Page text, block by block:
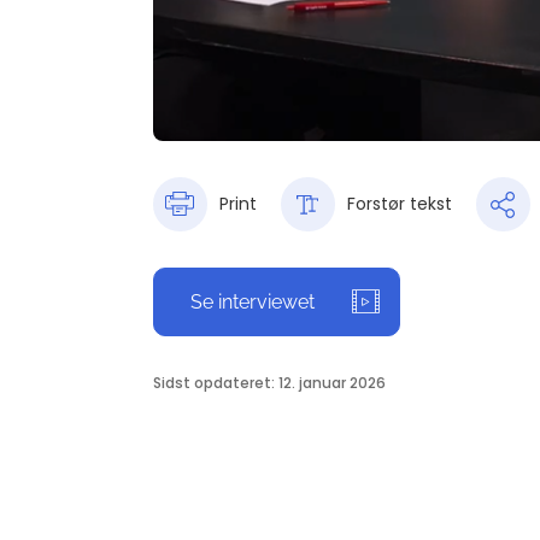
Print Forstør tekst
Se interviewet
Sidst opdateret: 12. januar 2026